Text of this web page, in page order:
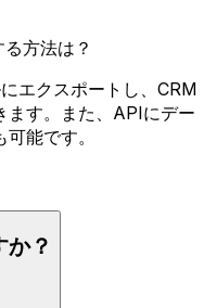
方法は？
エクスポートし、CRM
ます。また、APIにデー
能です。
か？